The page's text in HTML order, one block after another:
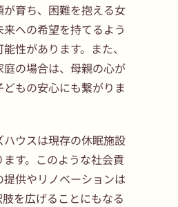
が育ち、困難を抱える女
への希望を持てるよう
性があります。また、
庭の場合は、母親の心が
もの安心にも繋がりま
ウスは現存の休眠施設
す。このような社会貢
供やリノベーションは
を広げることにもなる